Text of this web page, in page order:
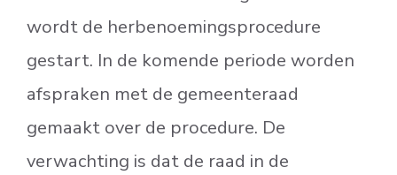
wordt de herbenoemingsprocedure
gestart. In de komende periode worden
afspraken met de gemeenteraad
gemaakt over de procedure. De
verwachting is dat de raad in de